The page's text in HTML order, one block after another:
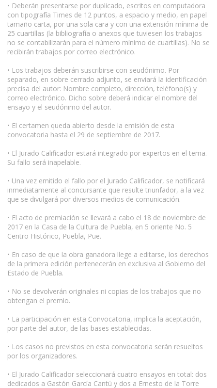
• Deberán presentarse por duplicado, escritos en computadora
con tipografía Times de 12 puntos, a espacio y medio, en papel
tamaño carta, por una sola cara y con una extensión mínima de
25 cuartillas (la bibliografía o anexos que tuviesen los trabajos
no se contabilizarán para el número mínimo de cuartillas). No se
recibirán trabajos por correo electrónico.
• Los trabajos deberán suscribirse con seudónimo. Por
separado, en sobre cerrado adjunto, se enviará la identificación
precisa del autor: Nombre completo, dirección, teléfono(s) y
correo electrónico. Dicho sobre deberá indicar el nombre del
ensayo y el seudónimo del autor.
• El certamen queda abierto desde la emisión de esta
convocatoria hasta el 29 de septiembre de 2017.
• El Jurado Calificador estará integrado por expertos en el tema.
Su fallo será inapelable.
• Una vez emitido el fallo por el Jurado Calificador, se notificará
inmediatamente al concursante que resulte triunfador, a la vez
que se divulgará por diversos medios de comunicación.
• El acto de premiación se llevará a cabo el 18 de noviembre de
2017 en la Casa de la Cultura de Puebla, en 5 oriente No. 5
Centro Histórico, Puebla, Pue.
• En caso de que la obra ganadora llege a editarse, los derechos
de la primera edición pertenecerán en exclusiva al Gobierno del
Estado de Puebla.
• No se devolverán originales ni copias de los trabajos que no
obtengan el premio.
• La participación en esta Convocatoria, implica la aceptación,
por parte del autor, de las bases establecidas.
• Los casos no previstos en esta convocatoria serán resueltos
por los organizadores.
• El Jurado Calificador seleccionará cuatro ensayos en total: dos
dedicados a Gastón García Cantú y dos a Ernesto de la Torre